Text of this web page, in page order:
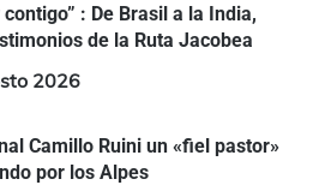
contigo” : De Brasil a la India,
de la Ruta Jacobea
2026
Camillo Ruini un «fiel pastor»
por los Alpes